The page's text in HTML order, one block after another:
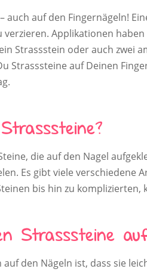
auch auf den Fingernägeln!
Applikationen
Strassstein oder auch zwei
Strasssteine auf Deinen
die auf den Nagel
Es gibt viele verschiedene
bis hin zu komplizierten,
Strasssteine
den Nägeln ist, dass sie